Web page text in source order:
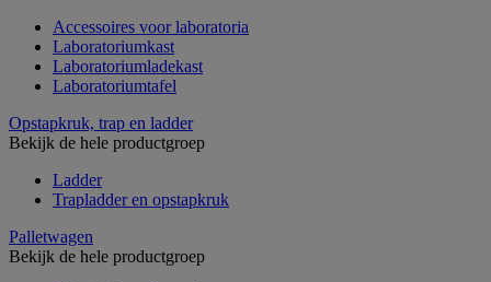
Accessoires voor laboratoria
Laboratoriumkast
Laboratoriumladekast
Laboratoriumtafel
Opstapkruk, trap en ladder
Bekijk de hele productgroep
Ladder
Trapladder en opstapkruk
Palletwagen
Bekijk de hele productgroep